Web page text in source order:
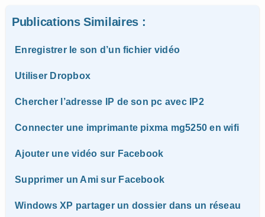
Publications Similaires :
Enregistrer le son d’un fichier vidéo
Utiliser Dropbox
Chercher l’adresse IP de son pc avec IP2
Connecter une imprimante pixma mg5250 en wifi
Ajouter une vidéo sur Facebook
Supprimer un Ami sur Facebook
Windows XP partager un dossier dans un réseau